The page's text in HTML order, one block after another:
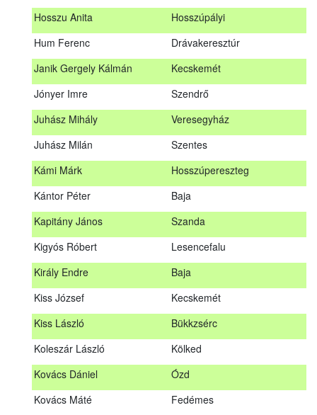
Hosszu Anita
Hosszúpályi
Hum Ferenc
Drávakeresztúr
Janik Gergely Kálmán
Kecskemét
Jónyer Imre
Szendrő
Juhász Mihály
Veresegyház
Juhász Milán
Szentes
Kámi Márk
Hosszúpereszteg
Kántor Péter
Baja
Kapitány János
Szanda
Kigyós Róbert
Lesencefalu
Király Endre
Baja
Kiss József
Kecskemét
Kiss László
Bükkzsérc
Koleszár László
Kölked
Kovács Dániel
Ózd
Kovács Máté
Fedémes
Csobánka
Horváth Gergely
Hosszu Anita
Drávakeresztúr
Szendrő
Veresegyház
Juhász Milán
Kámi Márk
Kántor Péter
Baja